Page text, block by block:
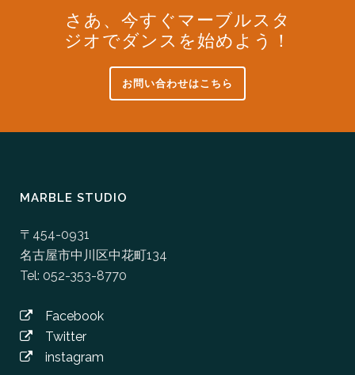
さあ、今すぐマーブルスタ
ジオでダンスを始めよう！
お問い合わせはこちら
MARBLE STUDIO
〒454-0931
名古屋市中川区中花町134
Tel: 052-353-8770
Facebook
Twitter
instagram